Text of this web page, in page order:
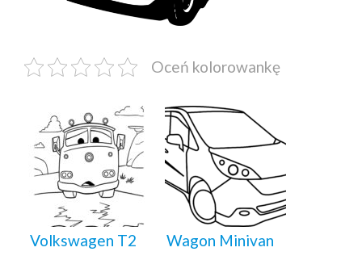
Oceń kolorowankę
Volkswagen T2 Wagon Minivan